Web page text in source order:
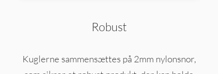
Robust
Kuglerne sammensættes på 2mm nylonsnor,